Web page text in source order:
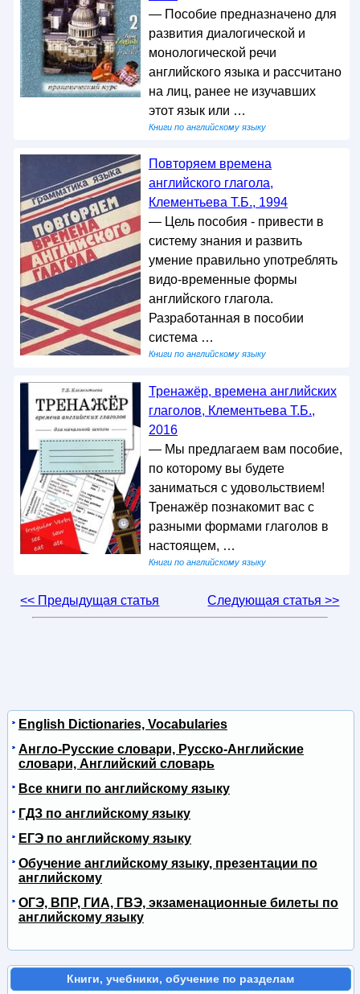
— Пособие предназначено для
развития диалогической и
монологической речи
английского языка и рассчитано
на лиц, ранее не изучавших
этот язык или …
Книги по английскому языку
Повторяем времена
английского глагола,
Клементьева Т.Б., 1994
— Цель пособия - привести в
систему знания и развить
умение правильно употреблять
видо-временные формы
английского глагола.
Разработанная в пособии
система …
Книги по английскому языку
Тренажёр, времена английских
глаголов, Клементьева Т.Б.,
2016
— Мы предлагаем вам пособие,
по которому вы будете
заниматься с удовольствием!
Тренажёр познакомит вас с
разными формами глаголов в
настоящем, …
Книги по английскому языку
<< Предыдущая статья Следующая статья >>
English Dictionaries, Vocabularies
Англо-Русские словари, Русско-Английские
словари, Английский словарь
Все книги по английскому языку
ГДЗ по английскому языку
ЕГЭ по английскому языку
Обучение английскому языку, презентации по
английскому
ОГЭ, ВПР, ГИА, ГВЭ, экзаменационные билеты по
английскому языку
Книги, учебники, обучение по разделам